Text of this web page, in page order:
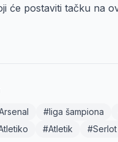
će postaviti tačku na
#liga šampiona
#Atletik #Serlot